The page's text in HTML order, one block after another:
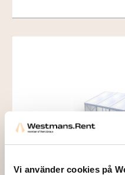
Vi använder cookies på